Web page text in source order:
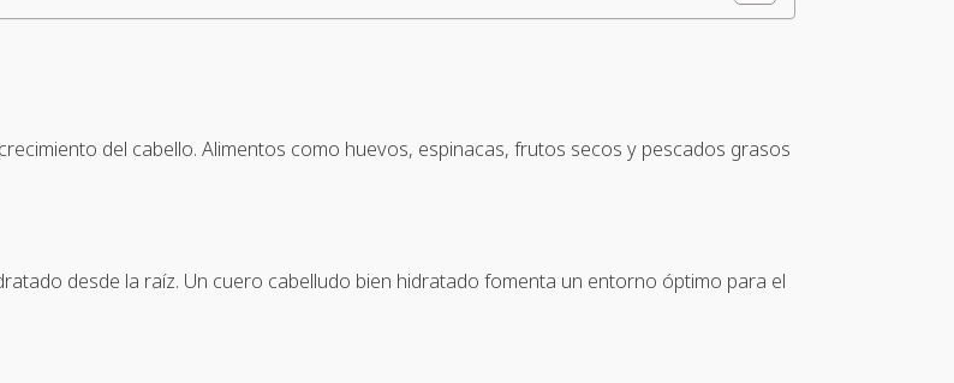
del cabello. Alimentos como huevos, espinacas, frutos secos y pescados grasos
desde la raíz. Un cuero cabelludo bien hidratado fomenta un entorno óptimo para el